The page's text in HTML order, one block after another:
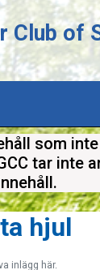
Club of
som
tar inte
hjul
inlägg här.